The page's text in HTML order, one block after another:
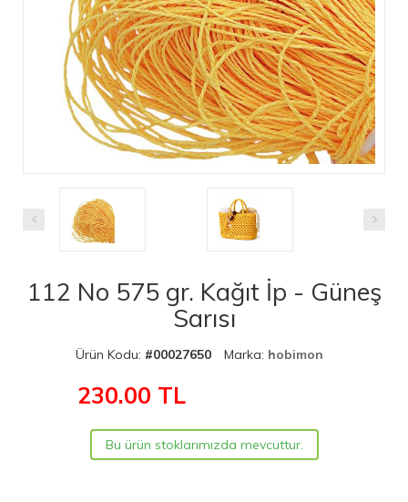
112 No 575 gr. Kağıt İp - Güneş
Sarısı
Ürün Kodu: #00027650 Marka: hobimon
230.00 TL
Bu ürün stoklarımızda mevcuttur.